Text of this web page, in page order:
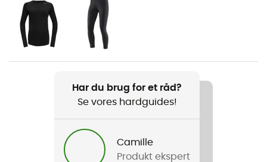
Køn
Dame
Vægt
Expedition Woman Zip Neck
Har du brug for et råd?
Se vores hardguides!
Camille
Produkt ekspert